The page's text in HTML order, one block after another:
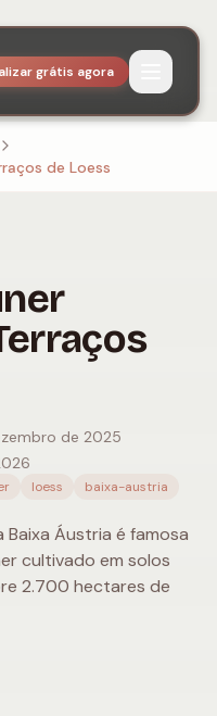
grátis agora
de Loess
de 2025
loess baixa-austria
Baixa Áustria é famosa
cultivado em solos
2.700 hectares de